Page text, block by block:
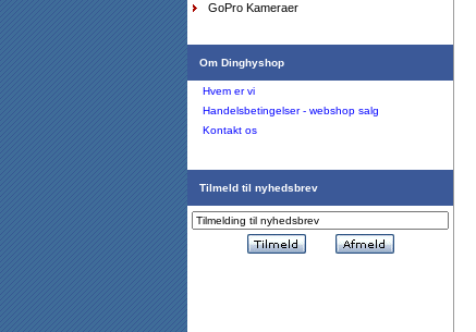
Våddragt Musto Hikers m. pads, medium
DKK
1.899,00
1.139,40
GoPro Kameraer
Om Dinghyshop
Hvem er vi
Handelsbetingelser - webshop salg
Kontakt os
Tilmeld til nyhedsbrev